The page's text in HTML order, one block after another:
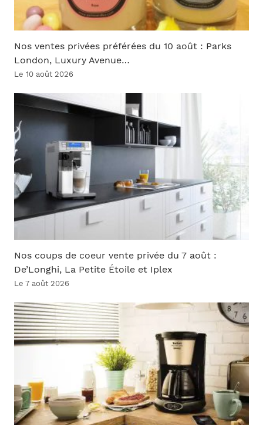
Nos ventes privées préférées du 10 août : Parks
London, Luxury Avenue…
Le 10 août 2026
Nos coups de coeur vente privée du 7 août :
De’Longhi, La Petite Étoile et Iplex
Le 7 août 2026